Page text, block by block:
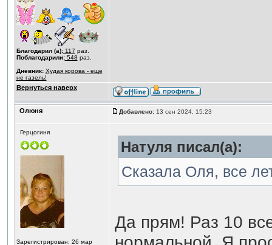
Благодарил (а):117 раз.
Поблагодарили:548 раз.
Дневник: Худая корова - еще
не газель!
Вернуться наверх
Олюня Добавлено:13 сен 2024, 15:23
Герцогиня
Зарегистрирован: 26 мар
Натуля писал(а):
Сказала Оля, все
Да прям! Раз 10